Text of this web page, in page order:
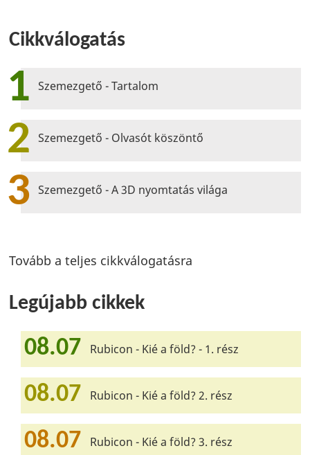
Cikkválogatás
1 Szemezgető - Tartalom
2 Szemezgető - Olvasót köszöntő
3 Szemezgető - A 3D nyomtatás világa
Tovább a teljes cikkválogatásra
Legújabb cikkek
08.07 Rubicon - Kié a föld? - 1. rész
08.07 Rubicon - Kié a föld? 2. rész
08.07 Rubicon - Kié a föld? 3. rész